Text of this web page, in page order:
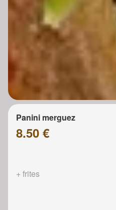
Panini merguez
8.50 €
+ frites